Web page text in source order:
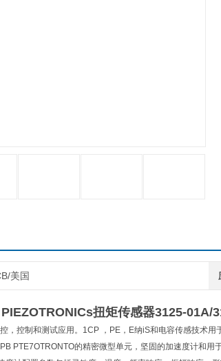
美国
扭矩传感器3125-01A/
，控制和测试应用。1CP ，PE，E纳iS和电容传感技术
PTE7OTRONTO的精密微型单元，坚固的加速度计和用